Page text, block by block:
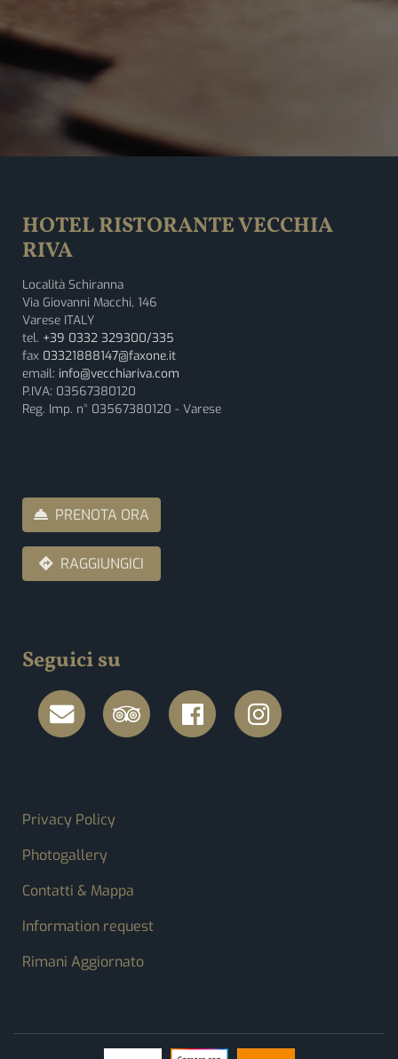
HOTEL RISTORANTE VECCHIA
RIVA
Località Schiranna
Via Giovanni Macchi, 146
Varese ITALY
tel. +39 0332 329300/335
fax 03321888147@faxone.it
email: info@vecchiariva.com
P.IVA: 03567380120
Reg. Imp. n° 03567380120 - Varese
PRENOTA ORA
RAGGIUNGICI
Seguici su
FOOTER MENU
Privacy Policy
Photogallery
Contatti & Mappa
Information request
Rimani Aggiornato